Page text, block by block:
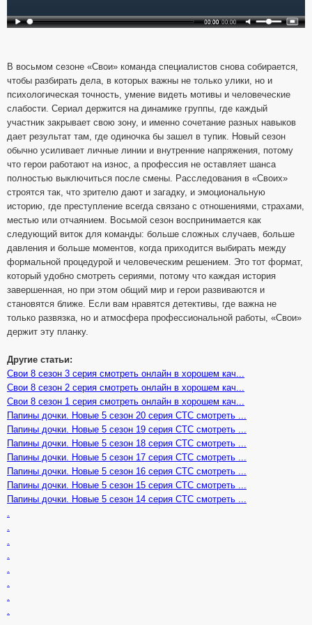
В восьмом сезоне «Свои» команда специалистов снова собирается,
чтобы разбирать дела, в которых важны не только улики, но и
психологическая точность, умение видеть мотивы и человеческие
слабости. Сериал держится на динамике группы, где каждый
участник закрывает свою зону, и именно сочетание разных навыков
дает результат там, где одиночка бы зашел в тупик. Новый сезон
обычно усиливает личные линии и внутренние напряжения, потому
что герои работают на износ, а профессия не оставляет шанса
полностью выключиться после смены. Расследования в «Своих»
строятся так, что зрителю дают и загадку, и эмоциональную
историю, где преступление всегда связано с отношениями, страхами,
местью или отчаянием. Восьмой сезон воспринимается как
следующий виток для команды: больше сложных случаев, больше
давления и больше моментов, когда приходится выбирать между
формальной процедурой и человеческим решением. Это тот формат,
который удобно смотреть сериями, потому что каждая история
завершенная, но при этом общий мир и герои развиваются и
становятся ближе. Если вам нравятся детективы, где важна не
только развязка, но и атмосфера профессиональной работы, «Свои»
держит эту планку.
Другие статьи:
Свои 8 сезон 3 серия смотреть онлайн в хорошем кач...
Свои 8 сезон 2 серия смотреть онлайн в хорошем кач...
Свои 8 сезон 1 серия смотреть онлайн в хорошем кач...
Папины дочки. Новые 5 сезон 20 серия СТС смотреть ...
Папины дочки. Новые 5 сезон 19 серия СТС смотреть ...
Папины дочки. Новые 5 сезон 18 серия СТС смотреть ...
Папины дочки. Новые 5 сезон 17 серия СТС смотреть ...
Папины дочки. Новые 5 сезон 16 серия СТС смотреть ...
Папины дочки. Новые 5 сезон 15 серия СТС смотреть ...
Папины дочки. Новые 5 сезон 14 серия СТС смотреть ...
.
.
.
.
.
.
.
.